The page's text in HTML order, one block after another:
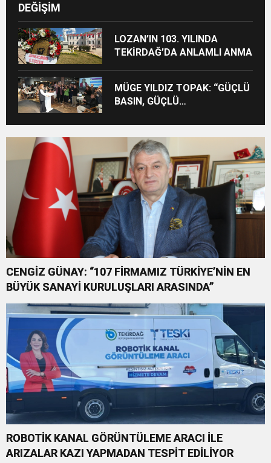
DEĞİŞİM
LOZAN’IN 103. YILINDA
TEKİRDAĞ’DA ANLAMLI ANMA
MÜGE YILDIZ TOPAK: “GÜÇLÜ
BASIN, GÜÇLÜ
TEMİNATIDIR!”
CENGİZ GÜNAY: “107 FİRMAMIZ TÜRKİYE’NİN EN
BÜYÜK SANAYİ KURULUŞLARI ARASINDA”
ROBOTİK KANAL GÖRÜNTÜLEME ARACI İLE
ARIZALAR KAZI YAPMADAN TESPİT EDİLİYOR